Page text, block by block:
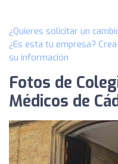
¿Quieres solicitar un
¿Es esta tu empresa?
su información
Fotos de
Médicos de